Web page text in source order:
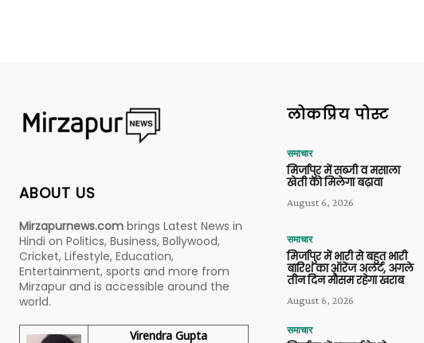
ABOUT US
Mirzapurnews.com brings Latest News in
Hindi on Politics, Business, Bollywood,
Cricket, Lifestyle, Education,
Entertainment, sports and more from
Mirzapur and is accessible around the
world.
Virendra Gupta
लोकप्रिय पोस्ट
समाचार
मिर्जापुर में सब्जी व मसाला
खेती को मिलेगा बढ़ावा
August 6, 2026
समाचार
मिर्जापुर में भारी से बहुत भारी
बारिश का ऑरेंज अलर्ट, अगले
तीन दिन मौसम रहेगा खराब
August 6, 2026
समाचार